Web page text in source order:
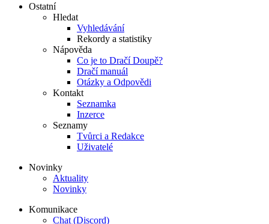
Ostatní
Hledat
Vyhledávání
Rekordy a statistiky
Nápověda
Co je to Dračí Doupě?
Dračí manuál
Otázky a Odpovědi
Kontakt
Seznamka
Inzerce
Seznamy
Tvůrci a Redakce
Uživatelé
Novinky
Aktuality
Novinky
Komunikace
Chat (Discord)